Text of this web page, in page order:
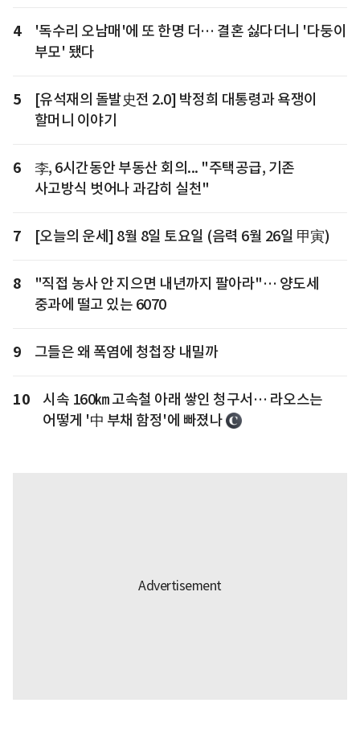
4
'독수리 오남매'에 또 한명 더… 결혼 싫다더니 '다둥이
부모' 됐다
5
[유석재의 돌발史전 2.0] 박정희 대통령과 욕쟁이
할머니 이야기
6
李, 6시간동안 부동산 회의... "주택공급, 기존
사고방식 벗어나 과감히 실천"
7 [오늘의 운세] 8월 8일 토요일 (음력 6월 26일 甲寅)
8
"직접 농사 안 지으면 내년까지 팔아라"… 양도세
중과에 떨고 있는 6070
9 그들은 왜 폭염에 청첩장 내밀까
10
시속 160㎞ 고속철 아래 쌓인 청구서… 라오스는
어떻게 '中 부채 함정'에 빠졌나